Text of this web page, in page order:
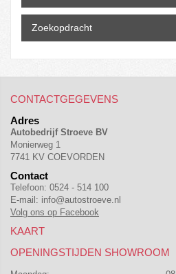
Zoekopdracht
CONTACTGEGEVENS
Adres
Autobedrijf Stroeve BV
Monierweg 1
7741 KV COEVORDEN
Contact
Telefoon: 0524 - 514 100
E-mail: info@autostroeve.nl
Volg ons op Facebook
KAART
OPENINGSTIJDEN SHOWROOM